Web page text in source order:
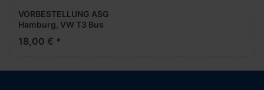
VORBESTELLUNG ASG
Hamburg, VW T3 Bus
18,00 € *